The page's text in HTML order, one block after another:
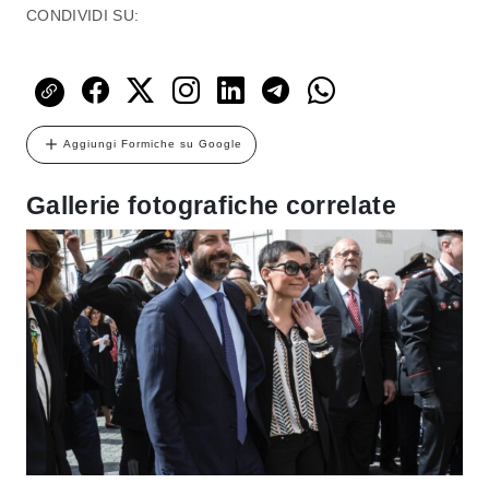
CONDIVIDI SU:
Aggiungi Formiche su Google
Gallerie fotografiche correlate